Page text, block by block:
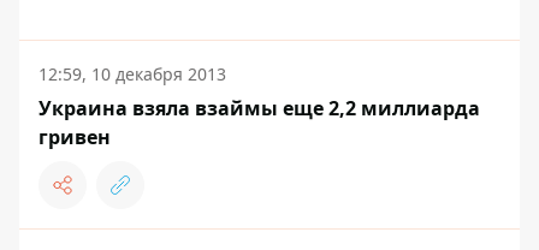
12:59, 10 декабря 2013
Украина взяла взаймы еще 2,2 миллиарда
гривен